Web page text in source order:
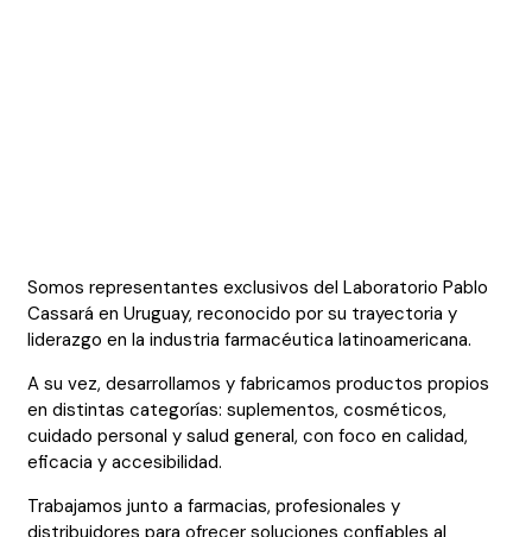
Somos representantes exclusivos del Laboratorio Pablo
Cassará en Uruguay, reconocido por su trayectoria y
liderazgo en la industria farmacéutica latinoamericana.
A su vez, desarrollamos y fabricamos productos propios
en distintas categorías: suplementos, cosméticos,
cuidado personal y salud general, con foco en calidad,
eficacia y accesibilidad.
Trabajamos junto a farmacias, profesionales y
distribuidores para ofrecer soluciones confiables al